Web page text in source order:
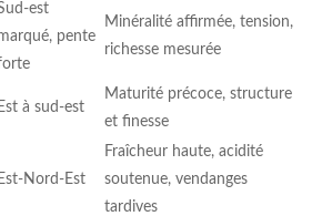
est
pente
Minéralité affirmée, tension,
richesse mesurée
Est à sud-est
Maturité précoce, structure
et finesse
Est-Nord-Est
Fraîcheur haute, acidité
soutenue, vendanges
tardives